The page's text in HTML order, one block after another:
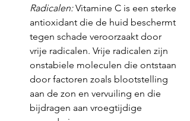
Radicalen: Vitamine C is een sterke
antioxidant die de huid beschermt
tegen schade veroorzaakt door
vrije radicalen. Vrije radicalen zijn
onstabiele moleculen die ontstaan
door factoren zoals blootstelling
aan de zon en vervuiling en die
bijdragen aan vroegtijdige